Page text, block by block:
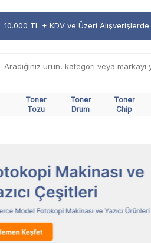
10.000 TL + KDV ve Üzeri Alışverişlerde
Toner
Tozu
Toner
Drum
Toner
Chip